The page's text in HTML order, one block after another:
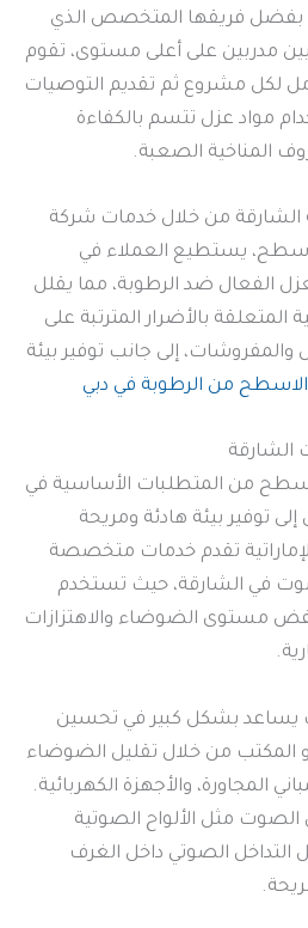
بفضل فريقها المتخصص الذي
مدربين على أعلى مستوى، تقوم
لكل مشروع ثم تقديم التوصيات
مواد عزل تتسم بالكفاءة
المناخية الصعبة.
من خلال خدمات شركة
يستطيع العملاء في
الفعال ضد الرطوبة، مما يقلل
بالأضرار المترتبة على
والمفروشات، إلى جانب توفير بيئة
من الرطوبة في دبي
من المتطلبات الأساسية في
إلى توفير بيئة هادئة ومريحة
تقدم خدمات متخصصة
في الشارقة، حيث تستخدم
مستوى الضوضاء والاهتزازات
بشكل كبير في تحسين
أو المكتب من خلال تقليل الضوضاء
المجاورة، والأجهزة الكهربائية.
مثل الألواح الصوتية
التداخل الصوتي داخل الغرف